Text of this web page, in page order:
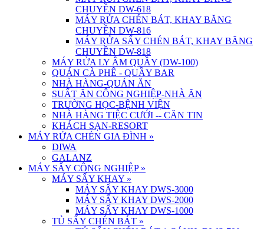
CHUYỀN DW-618
MÁY RỬA CHÉN BÁT, KHAY BĂNG
CHUYỀN DW-816
MÁY RỬA SẤY CHÉN BÁT, KHAY BĂNG
CHUYỀN DW-818
MÁY RỬA LY ÂM QUẦY (DW-100)
QUÁN CÀ PHÊ - QUẦY BAR
NHÀ HÀNG-QUÁN ĂN
SUẤT ĂN CÔNG NGHIỆP-NHÀ ĂN
TRƯỜNG HỌC-BỆNH VIỆN
NHÀ HÀNG TIỆC CƯỚI -- CĂN TIN
KHÁCH SẠN-RESORT
MÁY RỬA CHÉN GIA ĐÌNH »
DIWA
GALANZ
MÁY SẤY CÔNG NGHIỆP »
MÁY SẤY KHAY »
MÁY SẤY KHAY DWS-3000
MÁY SẤY KHAY DWS-2000
MÁY SẤY KHAY DWS-1000
TỦ SẤY CHÉN BÁT »